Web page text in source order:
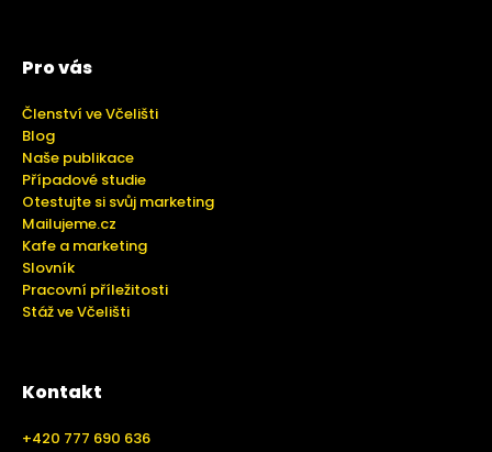
Pro vás
Členství ve Včelišti
Blog
Naše publikace
Případové studie
Otestujte si svůj marketing
Mailujeme.cz
Kafe a marketing
Slovník
Pracovní příležitosti
Stáž ve Včelišti
Kontakt
+420 777 690 636